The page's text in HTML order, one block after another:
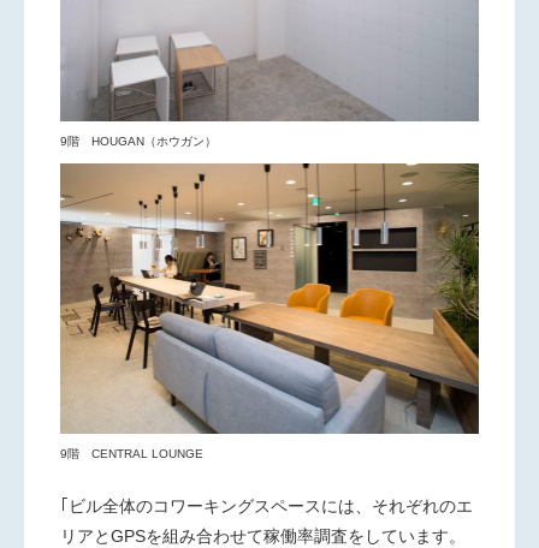
9階 HOUGAN（ホウガン）
9階 CENTRAL LOUNGE
｢ビル全体のコワーキングスペースには、それぞれのエ
リアとGPSを組み合わせて稼働率調査をしています。